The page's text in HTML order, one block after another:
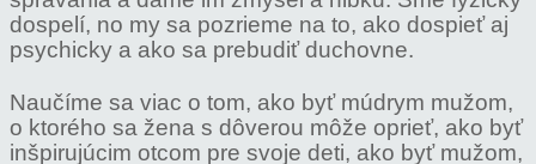
dospelí, no my sa pozrieme na to, ako dospieť aj
psychicky a ako sa prebudiť duchovne.
Naučíme sa viac o tom, ako byť múdrym mužom,
o ktorého sa žena s dôverou môže oprieť, ako byť
inšpirujúcim otcom pre svoje deti, ako byť mužom,